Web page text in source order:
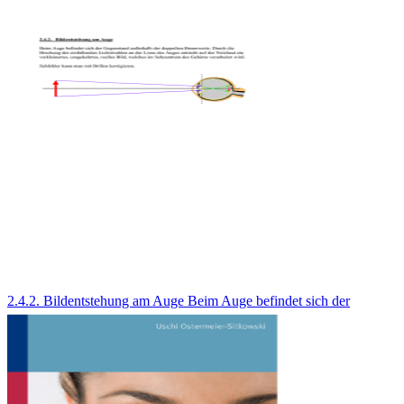
2.4.2. Bildentstehung am Auge Beim Auge befindet sich der